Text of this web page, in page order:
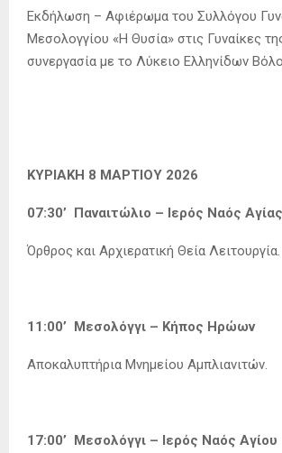
Εκδήλωση – Αφιέρωμα του Συλλόγου
Μεσολογγίου «Η Θυσία» στις Γυναίκες
συνεργασία με το Λύκειο Ελληνίδων
ΚΥΡΙΑΚΗ 8 ΜΑΡΤΙΟΥ 2026
07:30’ Παναιτώλιο – Ιερός Ναός
Όρθρος και Αρχιερατική Θεία Λειτουργία.
11:00’ Μεσολόγγι – Κήπος Ηρώων
Αποκαλυπτήρια Μνημείου Αμπλιανιτών.
17:00’ Μεσολόγγι – Ιερός Ναός Αγίου